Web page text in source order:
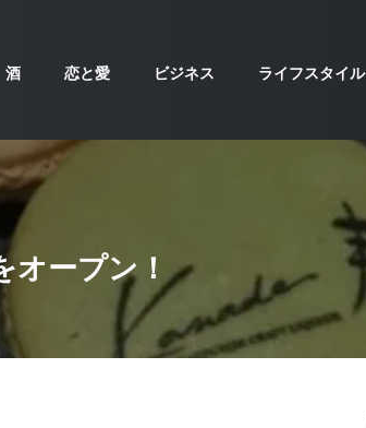
酒 恋と愛 ビジネス ライフスタイル
オープン！